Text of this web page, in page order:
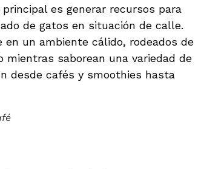
es generar recursos para
de gatos en situación de calle.
un ambiente cálido, rodeados de
saborean una variedad de
desde cafés y smoothies hasta